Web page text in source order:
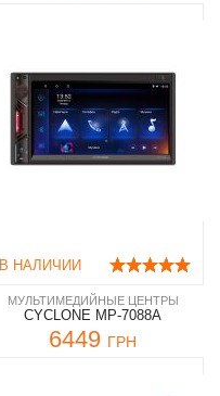
В НАЛИЧИИ
МУЛЬТИМЕДИЙНЫЕ ЦЕНТРЫ
CYCLONE MP-7088A
6449 ГРН